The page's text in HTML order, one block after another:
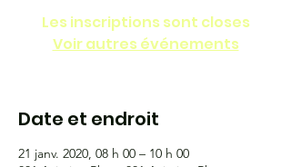
Les inscriptions sont closes
Voir autres événements
Date et endroit
21 janv. 2020, 08 h 00 – 10 h 00